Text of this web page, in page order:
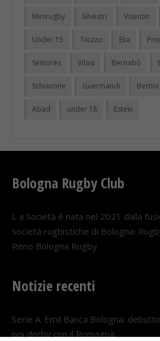
Minirugby Silvestri Visentin
Under 15 Tiozzo Elia
Seniores Vilasi Bernabò
Schiavone Guermandi Bertini
Abad under 18 Esteki
Bologna Rugby Club
L a Società è nata nel 2021 dalla
società rugbistiche di Bologna:
Reno Bologna Rugby.
Notizie recenti
Serie A. Emil Banca Bologna:
poi derby con il Romagna